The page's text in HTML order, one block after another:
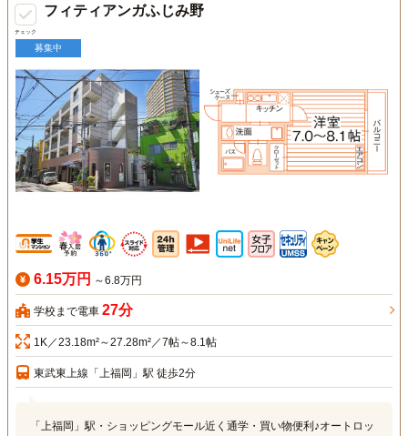
チェック
フィティアンガふじみ野
募集中
6.15万円 ～6.8万円
学校まで電車 27分
1K／23.18m²～27.28m²／7帖～8.1帖
東武東上線「上福岡」駅 徒歩2分
「上福岡」駅・ショッピングモール近く通学・買い物便利♪オートロッ